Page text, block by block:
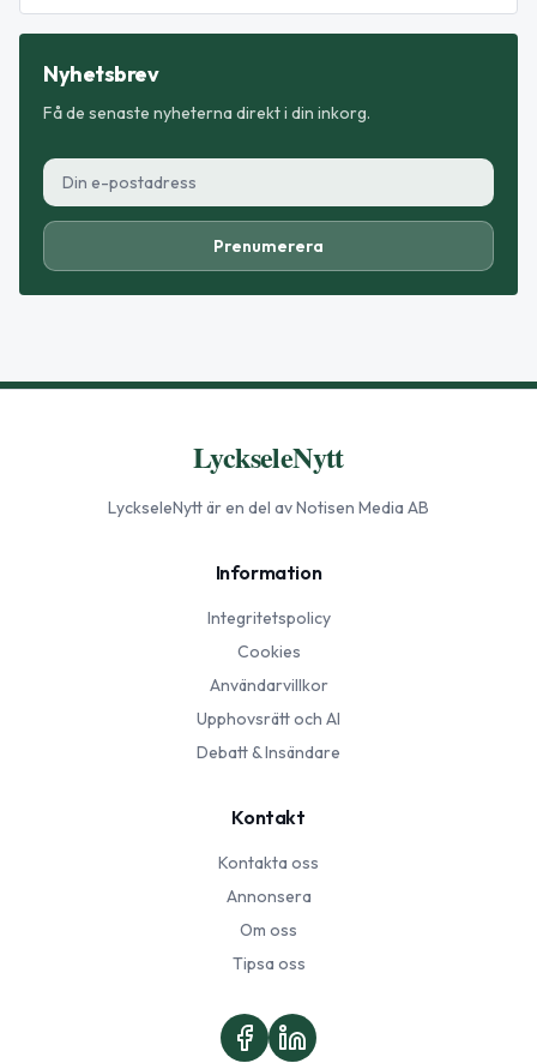
Nyhetsbrev
Få de senaste nyheterna direkt i din inkorg.
Prenumerera
LyckseleNytt
LyckseleNyttär en del av Notisen Media AB
Information
Integritetspolicy
Cookies
Användarvillkor
Upphovsrätt och AI
Debatt & Insändare
Kontakt
Kontakta oss
Annonsera
Om oss
Tipsa oss